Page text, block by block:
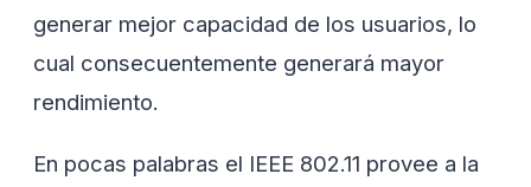
generar mejor capacidad de los usuarios, lo
cual consecuentemente generará mayor
rendimiento.
En pocas palabras el IEEE 802.11 provee a la